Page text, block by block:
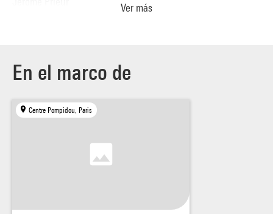
Petite salle, Forum -1
Ver más
En el marco de
Centre Pompidou, Paris